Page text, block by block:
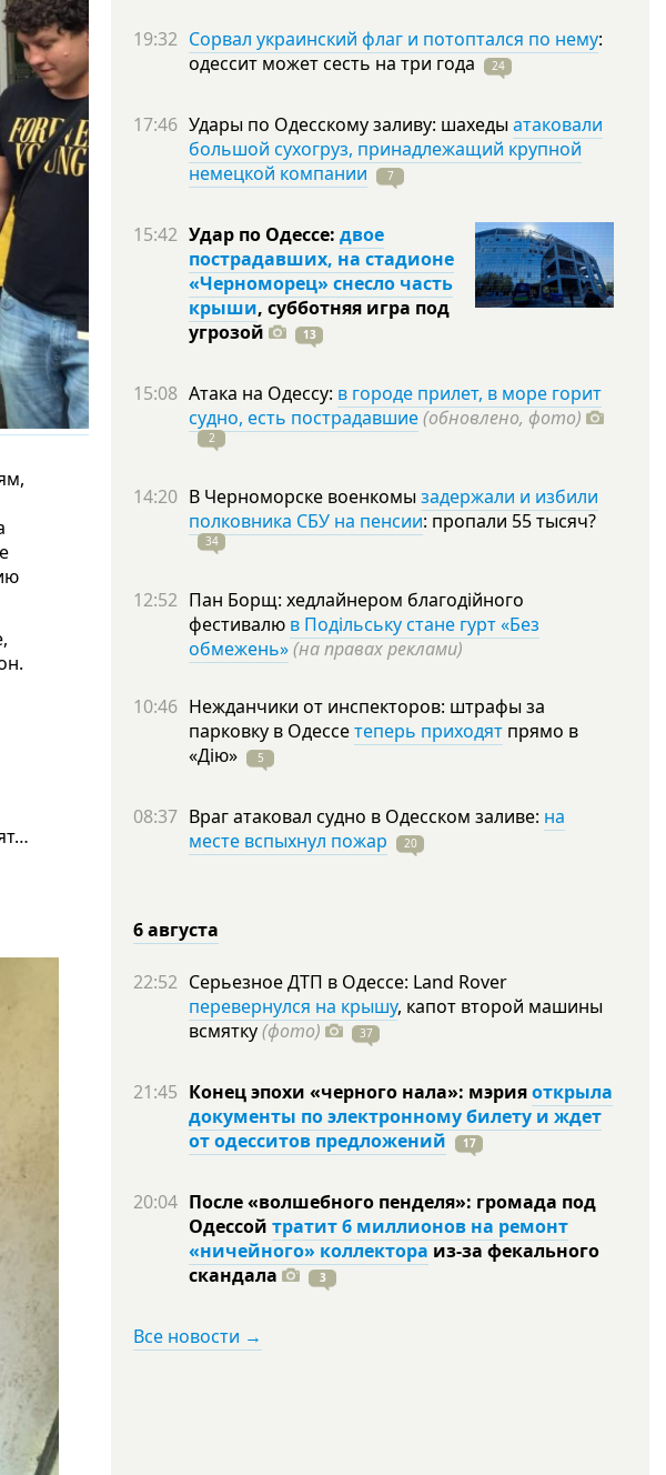
19:32 Сорвал украинский флаг и потоптался по нему:
одессит может сесть на три года 24
17:46 Удары по Одесскому заливу: шахеды атаковали
большой сухогруз, принадлежащий крупной
немецкой компании
7
15:42 Удар по Одессе: двое
пострадавших, на стадионе
«Черноморец» снесло часть
крыши, субботняя игра под
угрозой
13
15:08 Атака на Одессу: в городе прилет, в море горит
судно, есть пострадавшие(обновлено, фото)
2
14:20 В Черноморске военкомы задержали и избили
полковника СБУ на пенсии: пропали 55тысяч?
34
12:52 Пан Борщ: хедлайнером благодійного
фестивалю в Подільську стане гурт «Без
обмежень»(на правах реклами)
10:46 Нежданчики от инспекторов: штрафы за
парковку в Одессетеперь приходят прямо в
«Дію»
5
08:37 Враг атаковал судно в Одесском заливе: на
месте вспыхнул пожар
20
6 августа
22:52 Серьезное ДТП в Одессе: Land Rover
перевернулся на крышу, капот второй машины
всмятку(фото) 37
21:45 Конец эпохи «черного нала»: мэрияоткрыла
документы по электронному билету и ждет
от одесситов предложений
17
20:04 После «волшебного пенделя»: громада под
Одессой тратит 6 миллионов на ремонт
«ничейного» коллектора из-за фекального
скандала
3
Все новости →